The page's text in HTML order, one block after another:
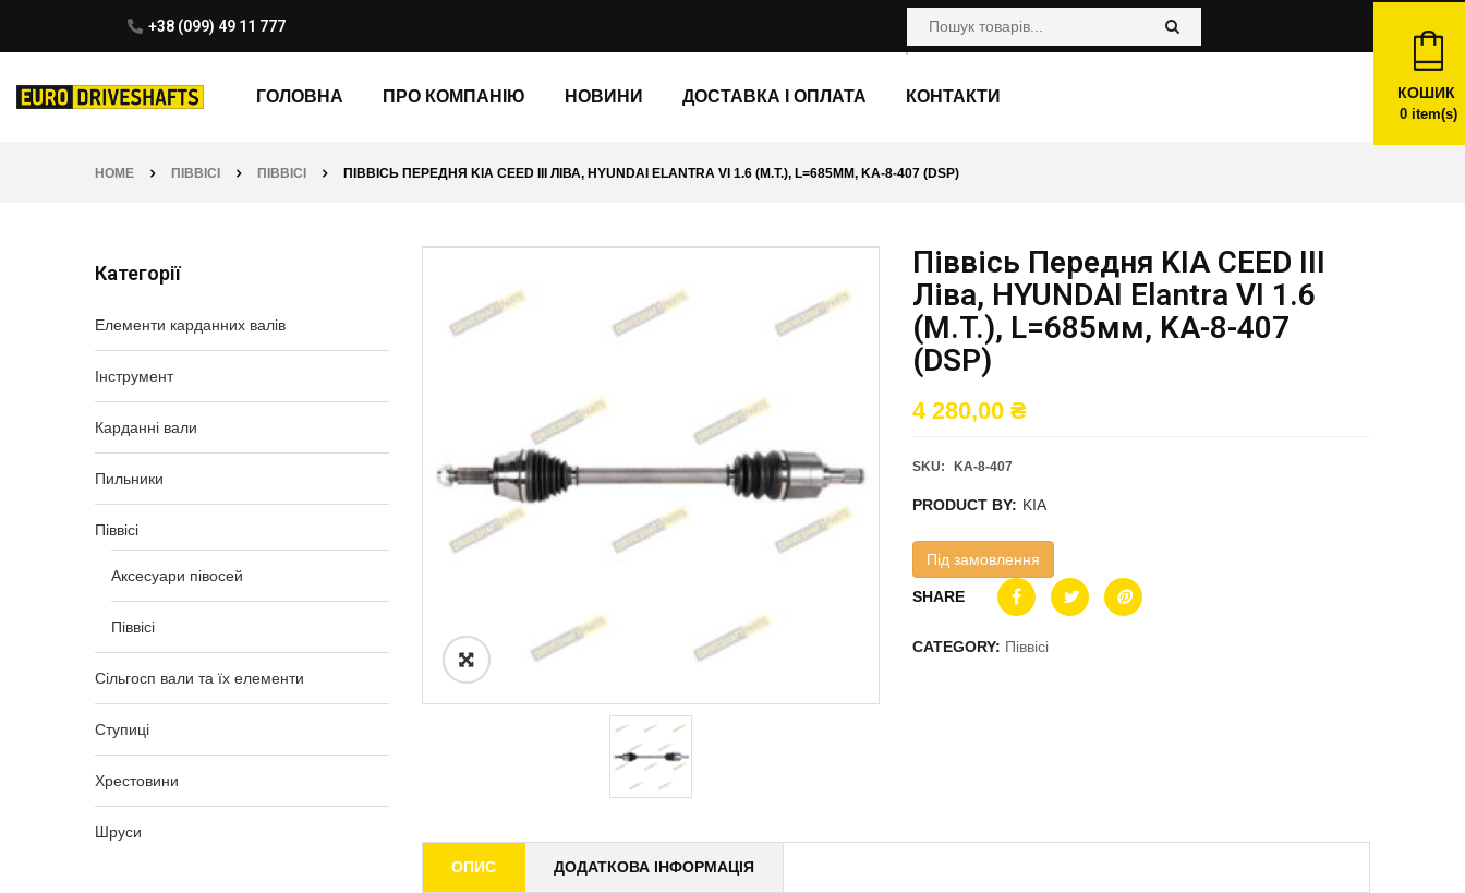
+38 (099) 49 11 777
ГОЛОВНА ПРО КОМПАНІЮ НОВИНИ ДОСТАВКА І ОПЛАТА КОНТАКТИ КОШИК
0item(s)
HOME ПІВВІСІ ПІВВІСІ ПІВВІСЬ ПЕРЕДНЯ KIA CEED III ЛІВА, HYUNDAI ELANTRA VI 1.6 (M.T.), L=685ММ, KA-8-407 (DSP)
Категорії
Елементи карданних валів
Інструмент
Карданні вали
Пильники
Піввісі
Аксесуари півосей
Піввісі
Сільгосп вали та їх елементи
Ступиці
Хрестовини
Шруси
Піввісь Передня KIA CEED III
Ліва, HYUNDAI Elantra VI 1.6
(M.T.), L=685мм, KA-8-407
(DSP)
4 280,00 ₴
SKU: KA-8-407
PRODUCT BY: KIA
Під замовлення
SHARE
CATEGORY: Піввісі
ОПИС ДОДАТКОВА ІНФОРМАЦІЯ